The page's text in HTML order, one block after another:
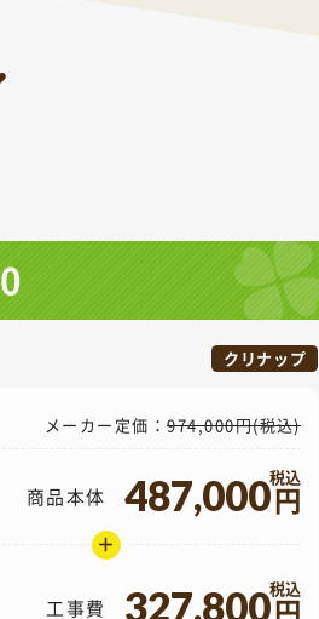
クリナップ
メーカー定価：974,000円(税込)
商品本体 487,000円
＋
工事費 327,800円